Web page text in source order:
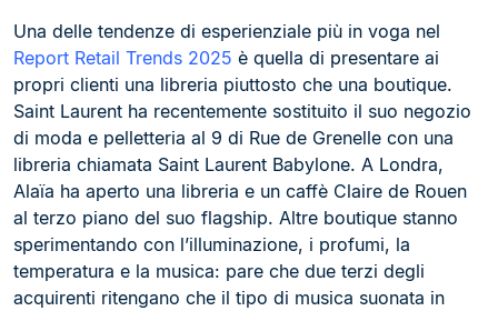
Una delle tendenze di esperienziale più in voga nel
Report Retail Trends 2025 è quella di presentare ai
propri clienti una libreria piuttosto che una boutique.
Saint Laurent ha recentemente sostituito il suo negozio
di moda e pelletteria al 9 di Rue de Grenelle con una
libreria chiamata Saint Laurent Babylone. A Londra,
Alaïa ha aperto una libreria e un caffè Claire de Rouen
al terzo piano del suo flagship. Altre boutique stanno
sperimentando con l’illuminazione, i profumi, la
temperatura e la musica: pare che due terzi degli
acquirenti ritengano che il tipo di musica suonata in